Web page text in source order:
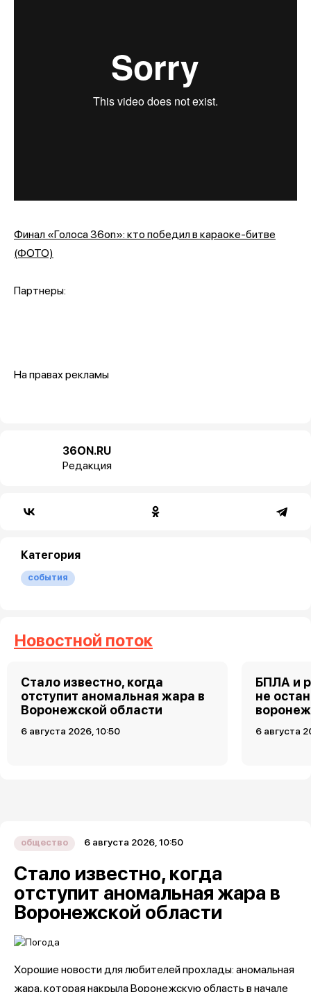
Финал «Голоса 36on»: кто победил в караоке-битве
(ФОТО)
Партнеры:
На правах рекламы
36ON.RU
Редакция
Категория
события
Новостной поток
Стало известно, когда
отступит аномальная жара в
Воронежской области
6 августа 2026, 10:50
БПЛА и
не
6 августа
общество 6 августа 2026, 10:50
Стало известно, когда
отступит аномальная жара в
Воронежской области
Хорошие новости для любителей прохлады: аномальная
жара, которая накрыла Воронежскую область в начале